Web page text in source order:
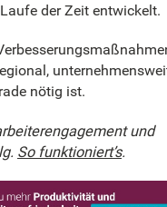
der Zeit entwickelt.
nötig ist.
und
So funktioniert’s.